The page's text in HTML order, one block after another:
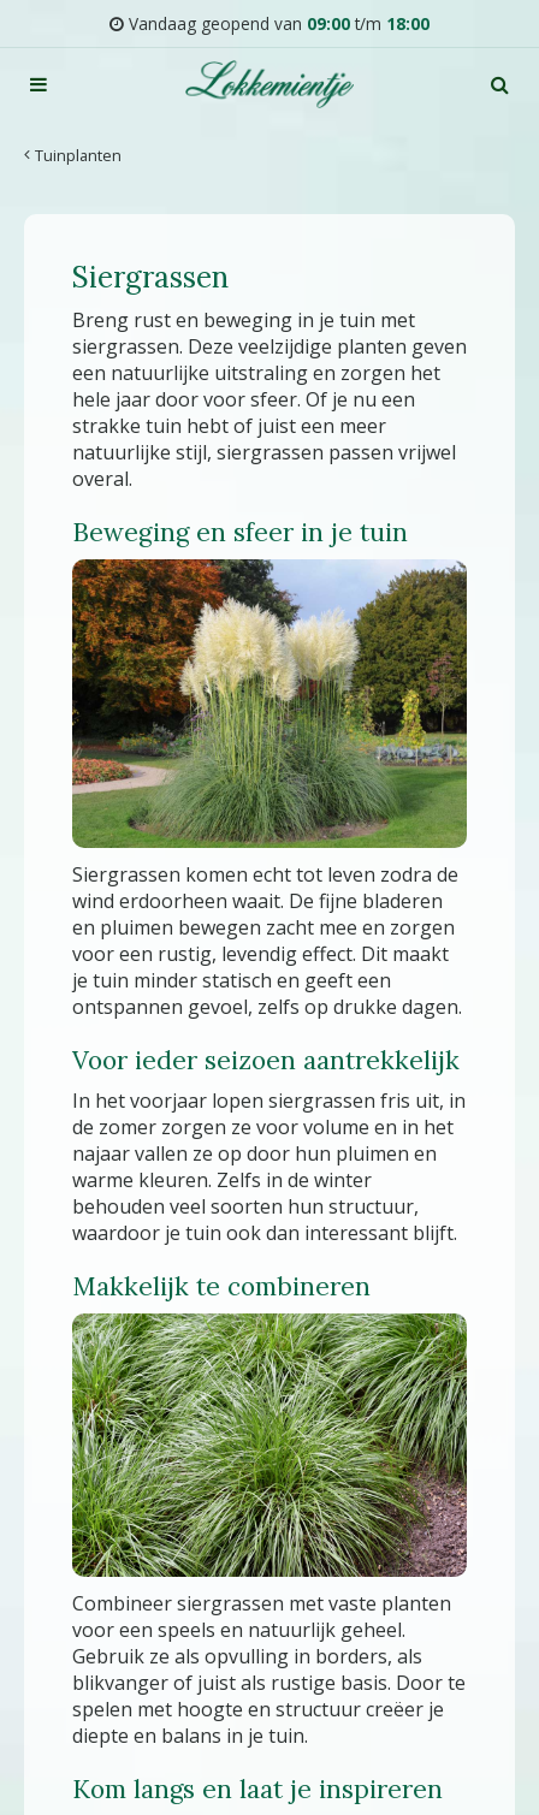
Tuinplanten
Vandaag geopend van 09:00t/m 18:00
Siergrassen
Breng rust en beweging in je tuin met
siergrassen. Deze veelzijdige planten geven
een natuurlijke uitstraling en zorgen het
hele jaar door voor sfeer. Of je nu een
strakke tuin hebt of juist een meer
natuurlijke stijl, siergrassen passen vrijwel
overal.
Beweging en sfeer in je tuin
Siergrassen komen echt tot leven zodra de
wind erdoorheen waait. De fijne bladeren
en pluimen bewegen zacht mee en zorgen
voor een rustig, levendig effect. Dit maakt
je tuin minder statisch en geeft een
ontspannen gevoel, zelfs op drukke dagen.
Voor ieder seizoen aantrekkelijk
In het voorjaar lopen siergrassen fris uit, in
de zomer zorgen ze voor volume en in het
najaar vallen ze op door hun pluimen en
warme kleuren. Zelfs in de winter
behouden veel soorten hun structuur,
waardoor je tuin ook dan interessant blijft.
Makkelijk te combineren
Combineer siergrassen met vaste planten
voor een speels en natuurlijk geheel.
Gebruik ze als opvulling in borders, als
blikvanger of juist als rustige basis. Door te
spelen met hoogte en structuur creëer je
diepte en balans in je tuin.
Kom langs en laat je inspireren